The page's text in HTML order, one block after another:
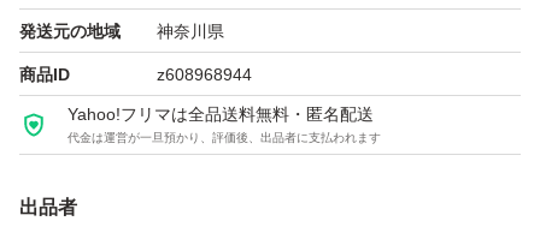
発送元の地域 神奈川県
商品ID z608968944
Yahoo!フリマは全品送料無料・匿名配送
代金は運営が一旦預かり、評価後、出品者に支払われます
出品者